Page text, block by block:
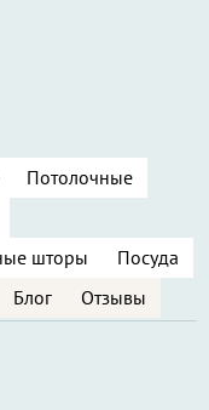
Потолочные
шторы Посуда
Блог Отзывы